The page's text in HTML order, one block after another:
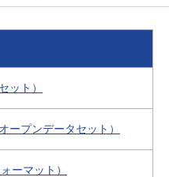
ット）
ープンデータセット）
ーマット）